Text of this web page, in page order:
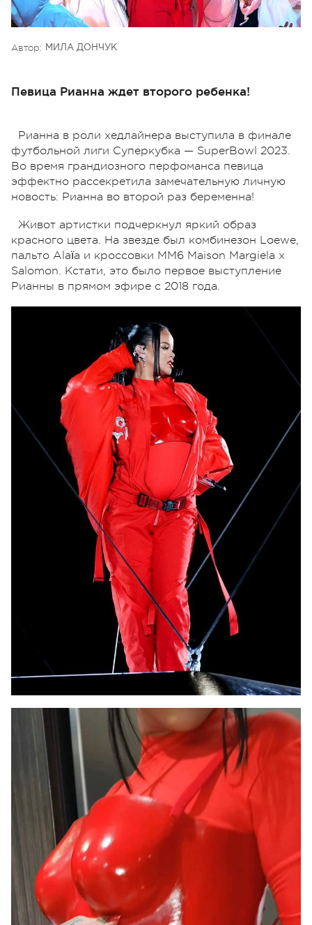
Автор: МИЛА ДОНЧУК
Певица Рианна ждет второго ребенка!
Рианна в роли хедлайнера выступила в финале
футбольной лиги Суперкубка — SuperBowl 2023.
Во время грандиозного перфоманса певица
эффектно рассекретила замечательную личную
новость: Рианна во второй раз беременна!
Живот артистки подчеркнул яркий образ
красного цвета. На звезде был комбинезон Loewe,
пальто Alaïa и кроссовки MM6 Maison Margiela x
Salomon. Кстати, это было первое выступление
Рианны в прямом эфире с 2018 года.